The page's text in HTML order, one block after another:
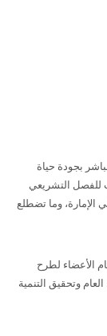
بجودة حياة
للفصل التشريعي
الإمارة، وما تضطلع
الأعضاء لطرح
وتحقيق التنمية